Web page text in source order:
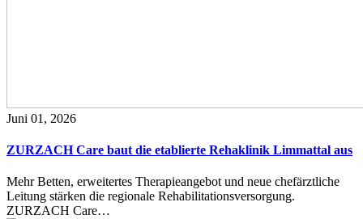
Juni 01, 2026
ZURZACH Care baut die etablierte Rehaklinik Limmattal aus
Mehr Betten, erweitertes Therapieangebot und neue chefärztliche
Leitung stärken die regionale Rehabilitationsversorgung.
ZURZACH Care…